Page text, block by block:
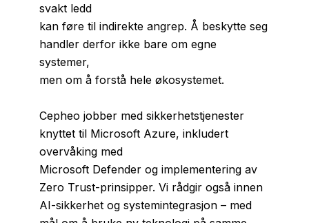
svakt ledd
kan føre til indirekte angrep. Å beskytte seg
handler derfor ikke bare om egne
systemer,
men om å forstå hele økosystemet.
Cepheo jobber med sikkerhetstjenester
knyttet til Microsoft Azure, inkludert
overvåking med
Microsoft Defender og implementering av
Zero Trust-prinsipper. Vi rådgir også innen
AI-sikkerhet og systemintegrasjon – med